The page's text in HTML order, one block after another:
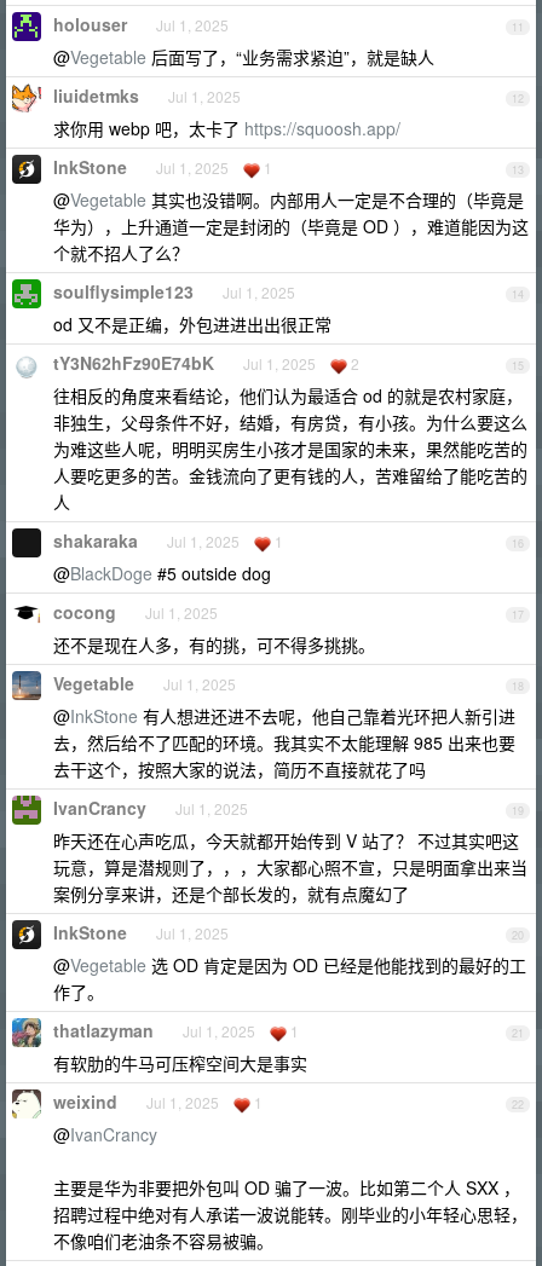
11
holouser Jul 1, 2025
@Vegetable 后面写了，“业务需求紧迫”，就是缺人
12
liuidetmks Jul 1, 2025
求你用 webp 吧，太卡了 https://squoosh.app/
13
InkStone Jul 1, 2025 1
@Vegetable 其实也没错啊。内部用人一定是不合理的（毕竟是
华为），上升通道一定是封闭的（毕竟是 OD ），难道能因为这
个就不招人了么？
14
soulflysimple123 Jul 1, 2025
od 又不是正编，外包进进出出很正常
15
tY3N62hFz90E74bK Jul 1, 2025 2
往相反的角度来看结论，他们认为最适合 od 的就是农村家庭，
非独生，父母条件不好，结婚，有房贷，有小孩。为什么要这么
为难这些人呢，明明买房生小孩才是国家的未来，果然能吃苦的
人要吃更多的苦。金钱流向了更有钱的人，苦难留给了能吃苦的
人
16
shakaraka Jul 1, 2025 1
@BlackDoge #5 outside dog
17
cocong Jul 1, 2025
还不是现在人多，有的挑，可不得多挑挑。
18
Vegetable Jul 1, 2025
@InkStone 有人想进还进不去呢，他自己靠着光环把人新引进
去，然后给不了匹配的环境。我其实不太能理解 985 出来也要
去干这个，按照大家的说法，简历不直接就花了吗
19
IvanCrancy Jul 1, 2025
昨天还在心声吃瓜，今天就都开始传到 V 站了？ 不过其实吧这
玩意，算是潜规则了，，，大家都心照不宣，只是明面拿出来当
案例分享来讲，还是个部长发的，就有点魔幻了
20
InkStone Jul 1, 2025
@Vegetable 选 OD 肯定是因为 OD 已经是他能找到的最好的工
作了。
21
thatlazyman Jul 1, 2025 1
有软肋的牛马可压榨空间大是事实
22
weixind Jul 1, 2025 1
@IvanCrancy
主要是华为非要把外包叫 OD 骗了一波。比如第二个人 SXX ，
招聘过程中绝对有人承诺一波说能转。刚毕业的小年轻心思轻，
不像咱们老油条不容易被骗。